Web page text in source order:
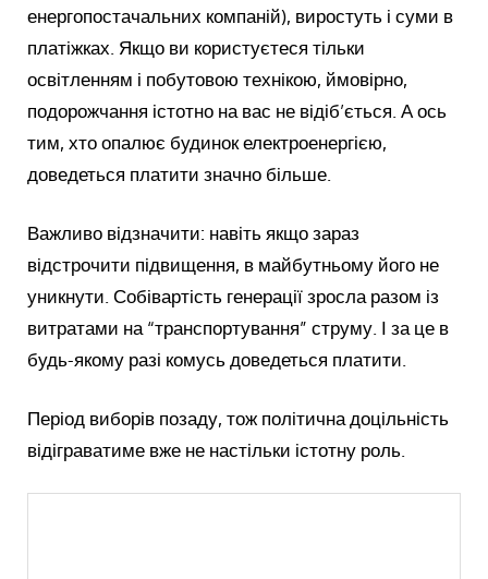
енергопостачальних компаній), виростуть і суми в
платіжках. Якщо ви користуєтеся тільки
освітленням і побутовою технікою, ймовірно,
подорожчання істотно на вас не відіб’ється. А ось
тим, хто опалює будинок електроенергією,
доведеться платити значно більше.
Важливо відзначити: навіть якщо зараз
відстрочити підвищення, в майбутньому його не
уникнути. Собівартість генерації зросла разом із
витратами на “транспортування” струму. І за це в
будь-якому разі комусь доведеться платити.
Період виборів позаду, тож політична доцільність
відіграватиме вже не настільки істотну роль.